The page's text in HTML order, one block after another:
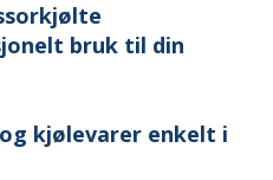
bruk til din
kjølevarer enkelt i